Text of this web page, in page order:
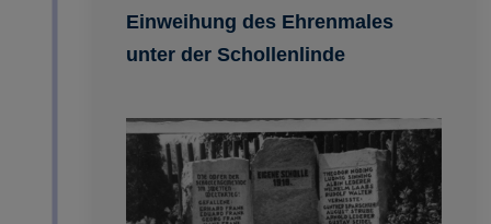
Einweihung des Ehrenmales
unter der Schollenlinde